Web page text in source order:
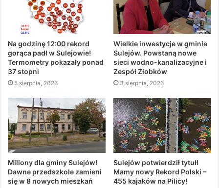
Na godzinę 12:00 rekord
gorąca padł w Sulejowie!
Termometry pokazały ponad
37 stopni
5 sierpnia, 2026
Wielkie inwestycje w gminie
Sulejów. Powstaną nowe
sieci wodno-kanalizacyjne i
Zespół Żłobków
3 sierpnia, 2026
Miliony dla gminy Sulejów!
Dawne przedszkole zamieni
się w 8 nowych mieszkań
Sulejów potwierdził tytuł!
Mamy nowy Rekord Polski –
455 kajaków na Pilicy!